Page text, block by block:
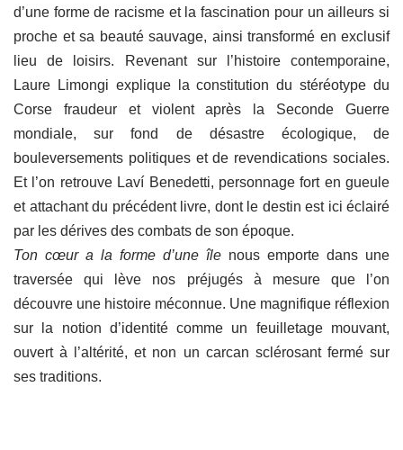
d’une forme de racisme et la fascination pour un ailleurs si
proche et sa beauté sauvage, ainsi transformé en exclusif
lieu de loisirs. Revenant sur l’histoire contemporaine,
Laure Limongi explique la constitution du stéréotype du
Corse fraudeur et violent après la Seconde Guerre
mondiale, sur fond de désastre écologique, de
bouleversements politiques et de revendications sociales.
Et l’on retrouve Laví Benedetti, personnage fort en gueule
et attachant du précédent livre, dont le destin est ici éclairé
par les dérives des combats de son époque.
Ton cœur a la forme d’une île nous emporte dans une
traversée qui lève nos préjugés à mesure que l’on
découvre une histoire méconnue. Une magnifique réflexion
sur la notion d’identité comme un feuilletage mouvant,
ouvert à l’altérité, et non un carcan sclérosant fermé sur
ses traditions.